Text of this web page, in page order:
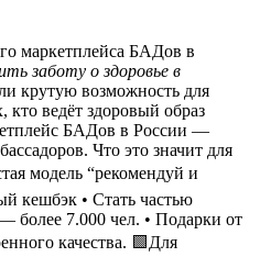
маркетплейса БАДов в
заботу о здоровье в
крутую возможность для
кто ведёт здоровый образ
БАДов в России —
Что это значит для
модель “рекомендуй и
кешбэк • Стать частью
более 7.000 чел. • Подарки от
качества. 🟩Для